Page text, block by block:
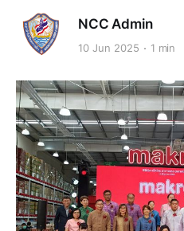
NCC Admin
10 Jun 2025 1 min